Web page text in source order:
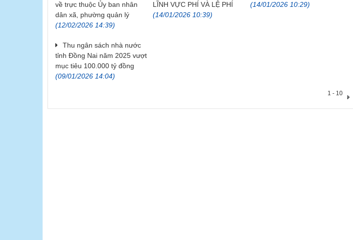
về trực thuộc Ủy ban nhân
dân xã, phường quản lý
(12/02/2026 14:39)
LĨNH VỰC PHÍ VÀ LỆ PHÍ
(14/01/2026 10:39)
(14/01/2026 10:29)
Thu ngân sách nhà nước
tỉnh Đồng Nai năm 2025 vượt
mục tiêu 100.000 tỷ đồng
(09/01/2026 14:04)
1 - 10